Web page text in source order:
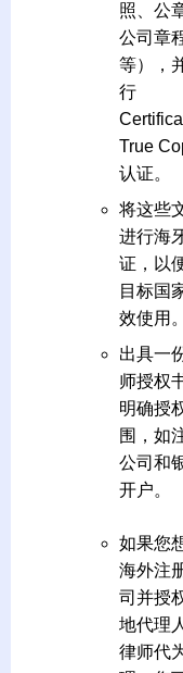
照、公
公司章
等），
行
True
认证。
将这些
进行海
证，以
目标国
效使用。
出具一
师授权
明确授
围，如
公司和
开户。
如果您
海外注
司并授
地代理
律师代